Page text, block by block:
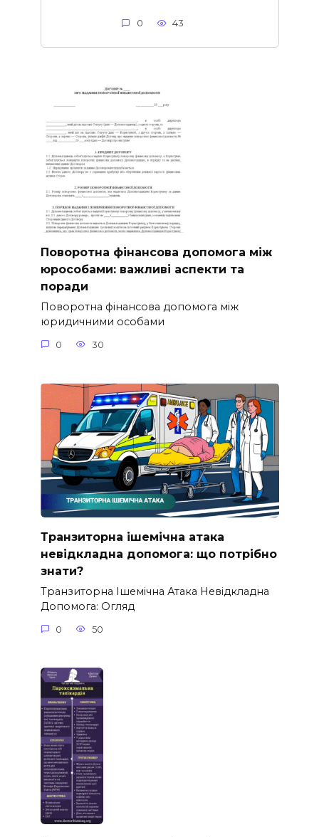
0 43
Поворотна фінансова допомога між
юрособами: важливі аспекти та
поради
Поворотна фінансова допомога між
юридичними особами
0 30
Транзиторна ішемічна атака
невідкладна допомога: що потрібно
знати?
Транзиторна Ішемічна Атака Невідкладна
Допомога: Огляд
0 50